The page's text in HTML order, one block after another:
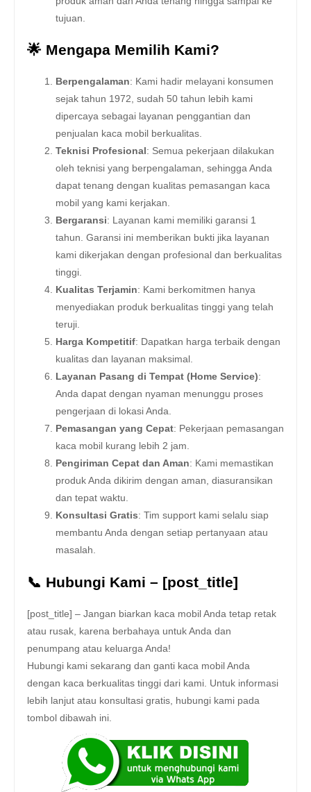
tujuan.
🌟 Mengapa Memilih Kami?
Berpengalaman: Kami hadir melayani konsumen
sejak tahun 1972, sudah 50 tahun lebih kami
dipercaya sebagai layanan penggantian dan
penjualan kaca mobil berkualitas.
Teknisi Profesional : Semua pekerjaan dilakukan
oleh teknisi yang berpengalaman, sehingga Anda
dapat tenang dengan kualitas pemasangan kaca
mobil yang kami kerjakan.
Bergaransi: Layanan kami memiliki garansi 1
tahun. Garansi ini memberikan bukti jika layanan
kami dikerjakan dengan profesional dan berkualitas
tinggi.
Kualitas Terjamin: Kami berkomitmen hanya
menyediakan produk berkualitas tinggi yang telah
teruji.
Harga Kompetitif: Dapatkan harga terbaik dengan
kualitas dan layanan maksimal.
Layanan Pasang di Tempat (Home Service):
Anda dapat dengan nyaman menunggu proses
pengerjaan di lokasi Anda.
Pemasangan yang Cepat: Pekerjaan pemasangan
kaca mobil kurang lebih 2 jam.
Pengiriman Cepat dan Aman: Kami memastikan
produk Anda dikirim dengan aman, diasuransikan
dan tepat waktu.
Konsultasi Gratis: Tim support kami selalu siap
membantu Anda dengan setiap pertanyaan atau
masalah.
📞 Hubungi Kami – [post_title]
[post_title] – Jangan biarkan kaca mobil Anda tetap retak
atau rusak, karena berbahaya untuk Anda dan
penumpang atau keluarga Anda!
Hubungi kami sekarang dan ganti kaca mobil Anda
dengan kaca berkualitas tinggi dari kami. Untuk informasi
lebih lanjut atau konsultasi gratis, hubungi kami pada
tombol dibawah ini.